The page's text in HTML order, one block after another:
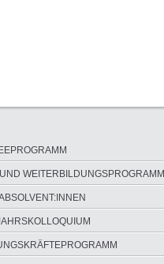
WEITERBILDUNGSPROGRAMM